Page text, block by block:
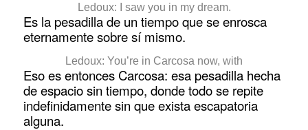
Ledoux: I saw you in my dream.
Es la pesadilla de un tiempo que se enrosca
eternamente sobre sí mismo.
Ledoux: You’re in Carcosa now, with
Eso es entonces Carcosa: esa pesadilla hecha
de espacio sin tiempo, donde todo se repite
indefinidamente sin que exista escapatoria
alguna.